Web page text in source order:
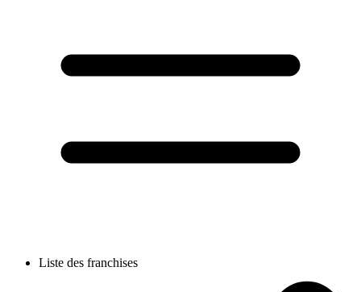
Liste des franchises